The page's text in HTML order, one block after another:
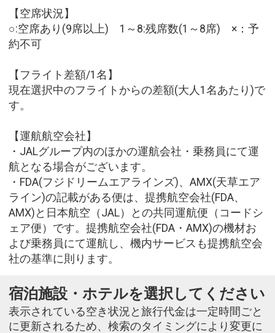
【空席状況】
○:空席あり(9席以上) 1～8:残席数(1～8席) ×：予
約不可
【フライト差額/1名】
現在選択中のフライトからの差額(大人1名あたり)で
す。
【運航航空会社】
・JALグループ内のほかの運航会社・乗務員にて運
航となる場合がございます。
・FDA(フジドリームエアラインズ)、AMX(天草エア
ライン)の記載がある便は、提携航空会社(FDA、
AMX)と日本航空（JAL）との共同運航便（コードシ
ェア便）です。提携航空会社(FDA・AMX)の機材お
よび乗務員にて運航し、機内サービスも提携航空会
社の基準に則ります。
宿泊施設・ホテルを選択してください
表示されている空き状況と旅行代金は一定時間ごと
に更新されるため、検索のタイミングにより変更に